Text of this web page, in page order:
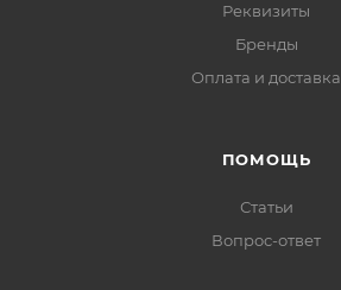
Реквизиты
Бренды
Оплата и доставка
ПОМОЩЬ
Статьи
Вопрос-ответ